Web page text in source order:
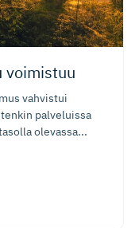
voimistuu
vahvistui
palveluissa
olevassa...